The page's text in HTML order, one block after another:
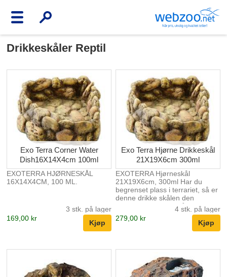
Drikkeskåler Reptil
Exo Terra Corner Water
Dish16X14X4cm 100ml
EXOTERRA HJØRNESKÅL
16X14X4CM, 100 ML.
3 stk. på lager
169,00 kr
Exo Terra Hjørne Drikkeskål
21X19X6cm 300ml
EXOTERRA Hjørneskål
21X19X6cm, 300ml Har du
begrenset plass i terrariet, så er
denne drikke skålen den
perfekte løsningen på det.
Plasseres i hjørnet av terrariet
for å spare plass. Naturtro
4 stk. på lager
279,00 kr